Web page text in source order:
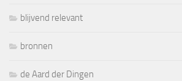
blijvend relevant
bronnen
de Aard der Dingen